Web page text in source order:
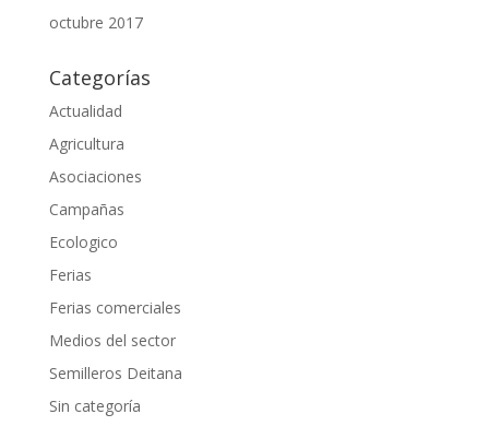
octubre 2017
Categorías
Actualidad
Agricultura
Asociaciones
Campañas
Ecologico
Ferias
Ferias comerciales
Medios del sector
Semilleros Deitana
Sin categoría